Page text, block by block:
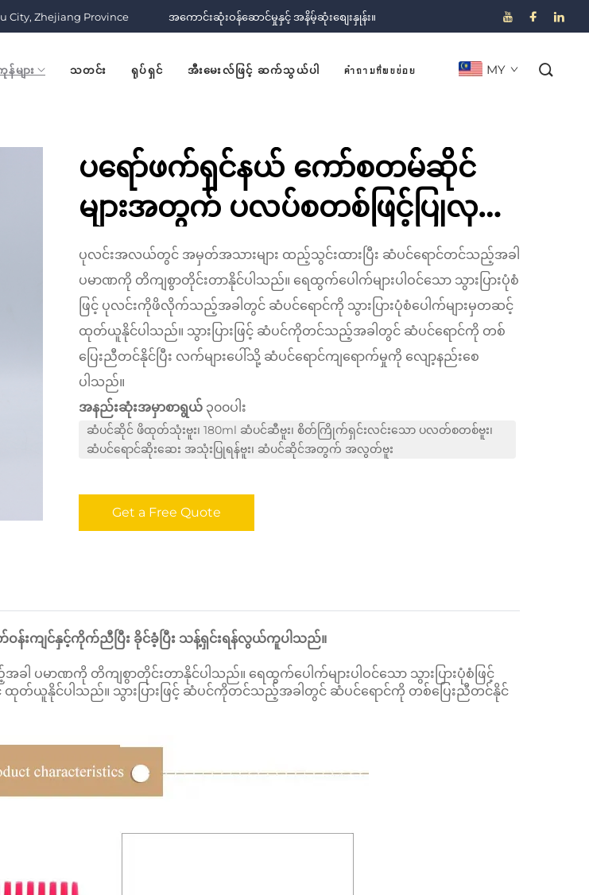
City, Zhejiang Province အကောင်းဆုံးဝန်ဆောင်မှုနှင့် အနိမ့်ဆုံးစျေးနှုန်း။
ျား သတင်း ရုပ်ရှင် အီးမေးလ်ဖြင့် ဆက်သွယ်ပါ คำถามที่พบบ่อย MY
ပရော်ဖက်ရှင်နယ် ကော်စတမ်ဆိုင်
များအတွက် ပလပ်စတစ်ဖြင့်ပြုလုပ်
ထားသော 180ml ဆေးခွက်အလုံး
လိုက်ဖိထုတ်သည့်ပုလင်းများ (ဆံပင်
ဆီနှင့် ဆံပင်ရောင်ခြယ်ခြင်းအတွက်)
ပုလင်းအလယ်တွင် အမှတ်အသားများ ထည့်သွင်းထားပြီး ဆံပင်ရောင်တင်သည့်အခါ
ပမာဏကို တိကျစွာတိုင်းတာနိုင်ပါသည်။ ရေထွက်ပေါက်များပါဝင်သော သွားပြားပုံစံ
ဖြင့် ပုလင်းကိုဖိလိုက်သည့်အခါတွင် ဆံပင်ရောင်ကို သွားပြားပုံစံပေါက်များမှတဆင့်
ထုတ်ယူနိုင်ပါသည်။ သွားပြားဖြင့် ဆံပင်ကိုတင်သည့်အခါတွင် ဆံပင်ရောင်ကို တစ်
ပြေးညီတင်နိုင်ပြီး လက်များပေါ်သို့ ဆံပင်ရောင်ကျရောက်မှုကို လျော့နည်းစေ
ပါသည်။
အနည်းဆုံးအမှာစာရွယ် ၃၀၀ပါး
ဆံပင်ဆိုင် ဖိထုတ်သုံးဗူး၊ 180ml ဆံပင်ဆီဗူး၊ စိတ်ကြိုက်ရှင်းလင်းသော ပလတ်စတစ်ဗူး၊
ဆံပင်ရောင်ဆိုးဆေး အသုံးပြုရန်ဗူး၊ ဆံပင်ဆိုင်အတွက် အလွတ်ဗူး
Get a Free Quote
ဝန်းကျင်နှင့်ကိုက်ညီပြီး ခိုင်ခံ့ပြီး သန့်ရှင်းရန်လွယ်ကူပါသည်။
မာဏကို တိကျစွာတိုင်းတာနိုင်ပါသည်။ ရေထွက်ပေါက်များပါဝင်သော သွားပြားပုံစံဖြင့်
တ်ယူနိုင်ပါသည်။ သွားပြားဖြင့် ဆံပင်ကိုတင်သည့်အခါတွင် ဆံပင်ရောင်ကို တစ်ပြေးညီတင်နိုင်